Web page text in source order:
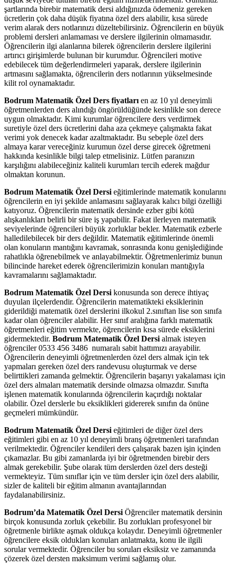
şartlarında birebir matematik dersi aldığınızda ödemeniz gereken
ücretlerin çok daha düşük fiyatına özel ders alabilir, kısa sürede
verim alarak ders notlarınızı düzeltebilirsiniz. Öğrencilerin en büyük
problemi dersleri anlamaması ve derslere ilgilerinin olmamasıdır.
Öğrencilerin ilgi alanlarına bilerek öğrencilerin derslere ilgilerini
artırıcı girişimlerde bulunan bir kurumdur. Öğrencileri motive
edebilecek tüm değerlendirmeleri yaparak, derslere ilgilerinin
artmasını sağlamakta, öğrencilerin ders notlarının yükselmesinde
kilit rol oynamaktadır.
Bodrum Matematik Özel Ders fiyatlarıen az 10 yıl deneyimli
öğretmenlerden ders alındığı öngörüldüğünde kesinlikle son derece
uygun olmaktadır. Kimi kurumlar öğrencilere ders verdirmek
suretiyle özel ders ücretlerini daha aza çekmeye çalışmakta fakat
verimi yok denecek kadar azaltmaktadır. Bu sebeple özel ders
almaya karar vereceğiniz kurumun özel derse girecek öğretmeni
hakkında kesinlikle bilgi talep etmelisiniz. Lütfen paranızın
karşılığını alabileceğiniz kaliteli kurumları tercih ederek mağdur
olmaktan korunun.
Bodrum Matematik Özel Dersieğitimlerinde matematik konularını
öğrencilerin en iyi şekilde anlamasını sağlayarak kalıcı bilgi özelliği
katıyoruz. Öğrencilerin matematik dersinde ezber gibi kötü
alışkanlıkları belirli bir süre iş yapabilir. Fakat ilerleyen matematik
seviyelerinde öğrencileri büyük zorluklar bekler. Matematik ezberle
halledilebilecek bir ders değildir. Matematik eğitimlerinde önemli
olan konuların mantığını kavramak, sonrasında konu genişlediğinde
rahatlıkla öğrenebilmek ve anlayabilmektir. Öğretmenlerimiz bunun
bilincinde hareket ederek öğrencilerimizin konuları mantığıyla
kavramalarını sağlamaktadır.
Bodrum Matematik Özel Dersikonusunda son derece ihtiyaç
duyulan ilçelerdendir. Öğrencilerin matematikteki eksiklerinin
giderildiği matematik özel derslerini ilkokul 2.sınıftan lise son sınıfa
kadar olan öğrenciler alabilir. Her sınıf aralığına farklı matematik
öğretmenleri eğitim vermekte, öğrencilerin kısa sürede eksiklerini
gidermektedir. Bodrum Matematik Özel Dersialmak isteyen
öğrenciler 0533 456 3486 numaralı sabit hattımızı arayabilir.
Öğrencilerin deneyimli öğretmenlerden özel ders almak için tek
yapmaları gereken özel ders randevusu oluşturmak ve derse
belirttikleri zamanda gelmektir. Öğrencilerin başarıyı yakalaması için
özel ders almaları matematik dersinde olmazsa olmazdır. Sınıfta
işlenen matematik konularında öğrencilerin kaçırdığı noktalar
olabilir. Özel derslerle bu eksiklikleri gidererek sınıfın da önüne
geçmeleri mümkündür.
Bodrum Matematik Özel Dersieğitimleri de diğer özel ders
eğitimleri gibi en az 10 yıl deneyimli branş öğretmenleri tarafından
verilmektedir. Öğrenciler kendileri ders çalışarak bazen işin içinden
çıkamazlar. Bu gibi zamanlarda iyi bir öğretmenden birebir ders
almak gerekebilir. Şube olarak tüm derslerden özel ders desteği
vermekteyiz. Tüm sınıflar için ve tüm dersler için özel ders alabilir,
sizler de kaliteli bir eğitim almanın avantajlarından
faydalanabilirsiniz.
Bodrum’da Matematik Özel DersiÖğrenciler matematik dersinin
birçok konusunda zorluk çekebilir. Bu zorlukları profesyonel bir
öğretmenle birlikte aşmak oldukça kolaydır. Deneyimli öğretmenler
öğrencilere eksik oldukları konuları anlatmakta, konu ile ilgili
sorular vermektedir. Öğrenciler bu soruları eksiksiz ve zamanında
çözerek özel dersten maksimum verimi sağlamış olur.